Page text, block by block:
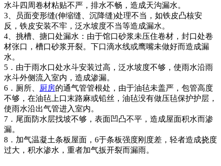
水斗四周卷材粘贴不严，排水不畅，造成天沟漏水。
3、员面变形缝(伸缩缝、沉降缝)处理不当，如铁皮凸核安
反，铁皮安装不牢，泛水坡度不当等造成漏水。
4、挑槽、搪口处漏水：由于馆口砂浆未压住卷材，封口处卷
材张口，槽口砂浆开裂。下口滴水线或鹰嘴未做好而造成漏
水。
5．由于雨水口处水斗安装过高，泛水坡度不够，使雨水沿雨
水斗外侧流入室内，造成渗漏。
6．厕所、
厨房的通气管管根处，由于油毡未盖严，包管高度
不够，在油毡上口末路麻或铅丝，油毡没有做压毡保护护层，
使雨水沿出气管进入室内。
7．尾面防水层找坡不够，表面凹凸不平，造成屋面积水而渗
漏。
8．加气温凝土条板屋面，6于条板强度刚度差，轻者造成挠度
过大，积水渗水，重者加气扳开裂而漏雨。